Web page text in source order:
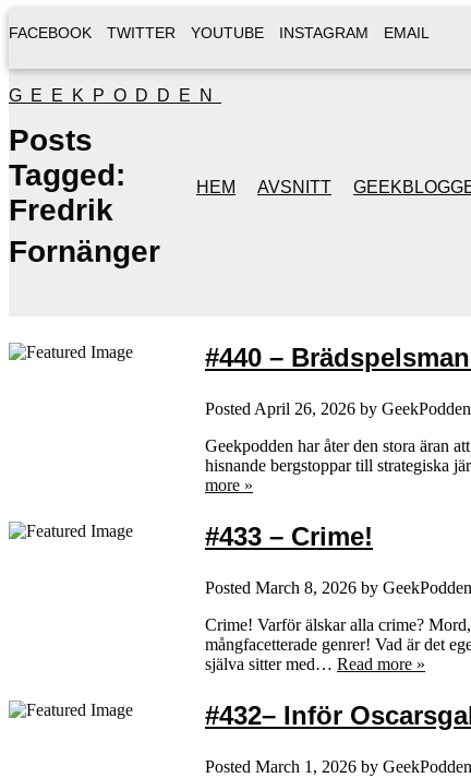
FACEBOOK TWITTER YOUTUBE INSTAGRAM EMAIL
GEEKPODDEN
HEM AVSNITT
Posts
Tagged:
Fredrik
Fornänger
#440 –
Posted April 26, 2026 by GeekPodden
Geekpodden har åter den stora äran
hisnande bergstoppar till strategiska
more »
#433 – Crime!
Posted March 8, 2026 by GeekPodden
Crime! Varför älskar alla crime?
mångfacetterade genrer! Vad är det
själva sitter med… Read more »
#432– Inför
Posted March 1, 2026 by GeekPodden